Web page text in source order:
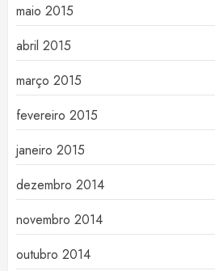
maio 2015
abril 2015
março 2015
fevereiro 2015
janeiro 2015
dezembro 2014
novembro 2014
outubro 2014